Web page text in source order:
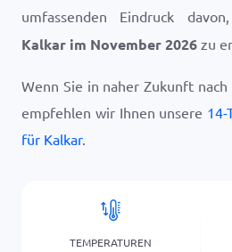
umfassenden Eindruck
Kalkar im November 2026 zu
Wenn Sie in naher Zukunft
empfehlen wir Ihnen unsere 14-
für Kalkar.
TEMPERATUREN